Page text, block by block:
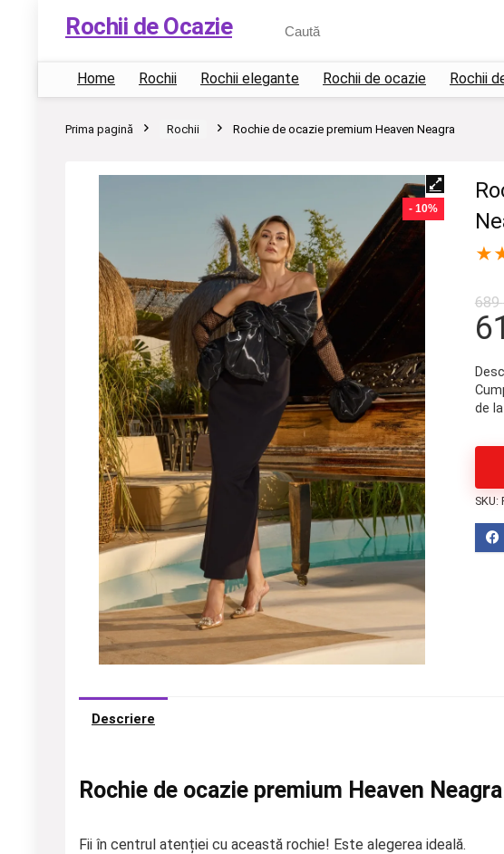
Rochii de Ocazie
Home Rochii Rochii elegante Rochii de ocazie Rochii
Prima pagină Rochii Rochie de ocazie premium Heaven Neagra
- 10%
★
689
a
de
SKU:
Descriere
Rochie de ocazie premium Heaven
Fii în centrul atenției cu această rochie! Este alegerea ideală.